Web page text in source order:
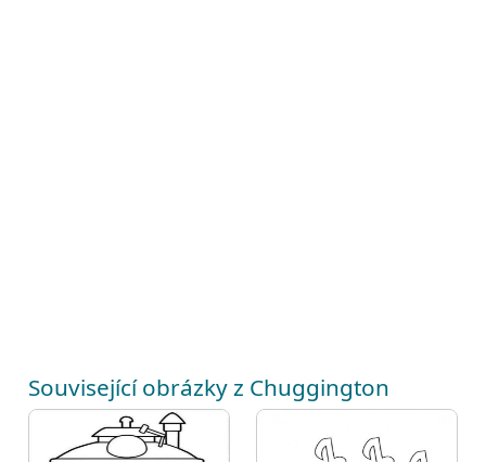
Související obrázky z Chuggington